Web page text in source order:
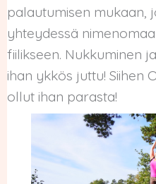
palautumisen mukaan,
yhteydessä
fiilikseen. Nukkuminen
ihan ykkös juttu! Siihen
ollut ihan parasta!